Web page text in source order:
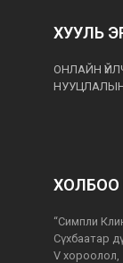
ХУУЛЬ
ОНЛАЙН
ХОЛБОО
“Симпли
Сүхбаатар
V хороолол,